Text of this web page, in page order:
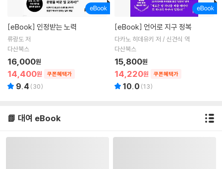
[eBook] 인정받는 노력
류랑도 저
다산북스
14,400원 쿠폰혜택가
16,000원
9.4 (30)
[eBook] 언어로 지구 정복
다카노 히데유키 저 / 신견식 역
다산북스
14,220원 쿠폰혜택가
15,800원
10.0 (13)
📗 대여 eBook